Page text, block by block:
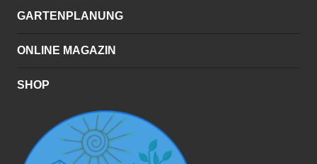
GARTENPLANUNG
ONLINE MAGAZIN
SHOP